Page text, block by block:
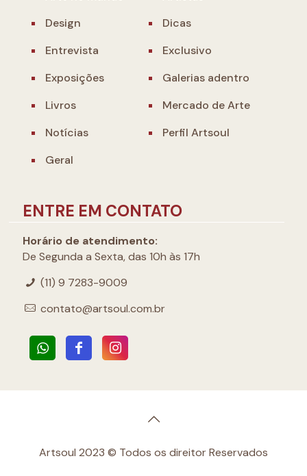
Design
Dicas
Entrevista
Exclusivo
Exposições
Galerias adentro
Livros
Mercado de Arte
Notícias
Perfil Artsoul
Geral
ENTRE EM CONTATO
Horário de atendimento:
De Segunda a Sexta, das 10h às 17h
(11) 9 7283-9009
contato@artsoul.com.br
Artsoul 2023 © Todos os direitor Reservados